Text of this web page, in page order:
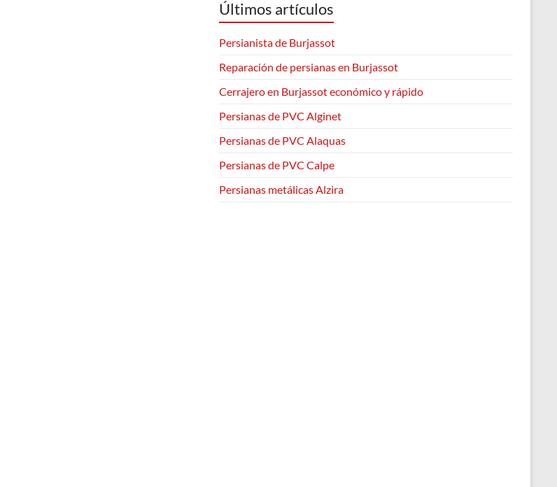
Últimos artículos
Persianista de Burjassot
Reparación de persianas en Burjassot
Cerrajero en Burjassot económico y rápido
Persianas de PVC Alginet
Persianas de PVC Alaquas
Persianas de PVC Calpe
Persianas metálicas Alzira